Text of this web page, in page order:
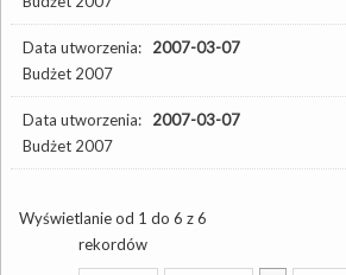
Data utworzenia: 2007-03-07
Budżet 2007
Data utworzenia: 2007-03-07
Budżet 2007
Wyświetlanie od 1 do 6 z 6
rekordów